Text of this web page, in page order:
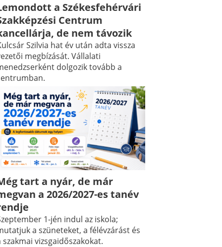
a Székesfehérvári
Centrum
de nem távozik
Szilvia hat év után adta vissza
megbízását. Vállalati
dolgozik tovább a
tart a nyár, de már
a 2026/2027-es tanév
1-jén indul az iskola;
a szüneteket, a félévzárást és
szakmai vizsgaidőszakokat.